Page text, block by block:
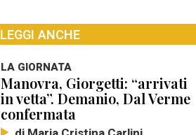
LEGGI ANCHE
LA GIORNATA
Manovra, Giorgetti: “arrivati
in vetta”. Demanio, Dal Verme
confermata